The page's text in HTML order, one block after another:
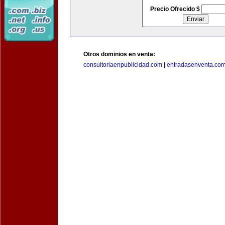
Precio Ofrecido $
Otros dominios en venta:
consultoriaenpublicidad.com